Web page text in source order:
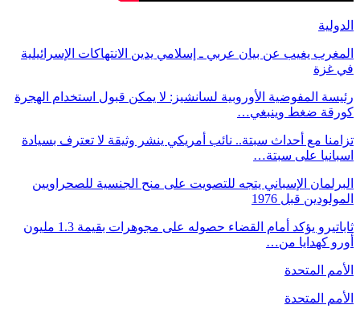
الدولية
المغرب يغيب عن بيان عربي ـ إسلامي يدين الانتهاكات الإسرائيلية
في غزة
رئيسة المفوضية الأوروبية لسانشيز: لا يمكن قبول استخدام الهجرة
كورقة ضغط وينبغي…
تزامنا مع أحداث سبتة.. نائب أمريكي ينشر وثيقة لا تعترف بسيادة
اسبانيا على سبتة…
البرلمان الإسباني يتجه للتصويت على منح الجنسية للصحراويين
المولودين قبل 1976
ثاباتيرو يؤكد أمام القضاء حصوله على مجوهرات بقيمة 1.3 مليون
أورو كهدايا من…
الأمم المتحدة
الأمم المتحدة